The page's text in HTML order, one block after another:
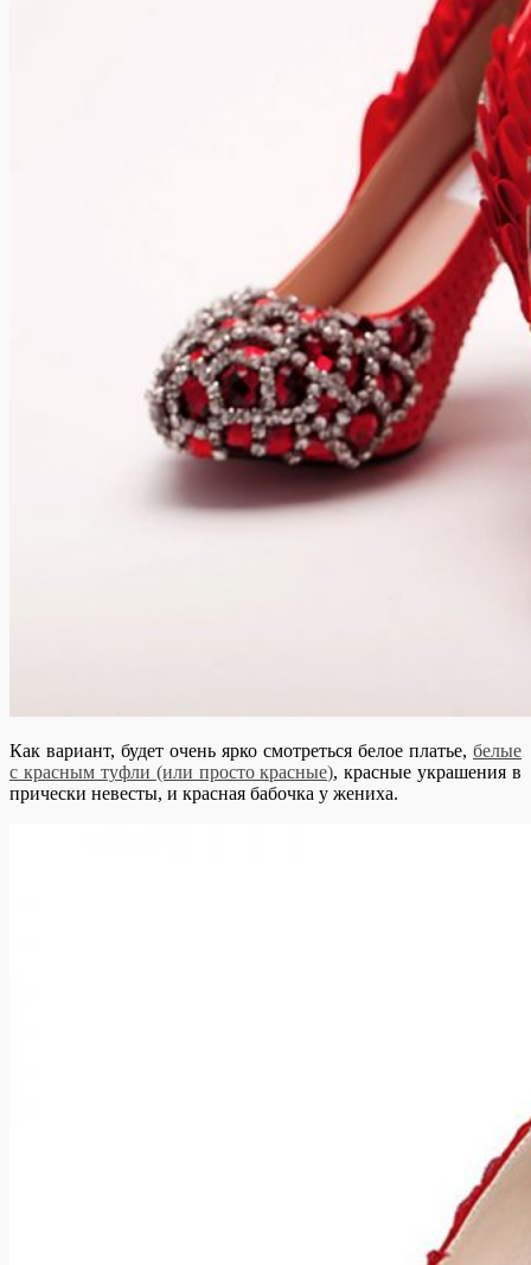
Как вариант, будет очень ярко смотреться белое платье, белые
с красным туфли (или просто красные), красные украшения в
прически невесты, и красная бабочка у жениха.